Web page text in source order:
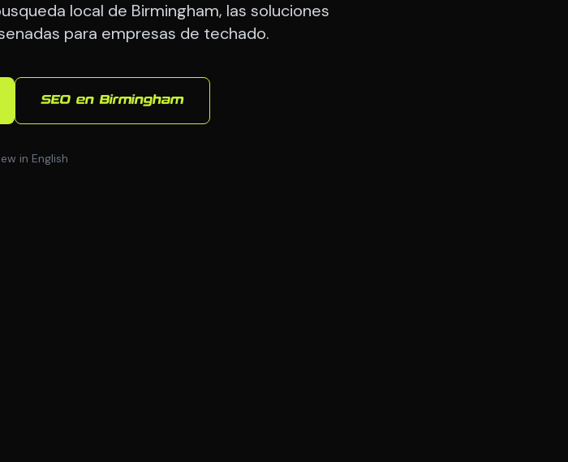
local de Birmingham, las soluciones
para empresas de techado.
SEO en Birmingham
in English